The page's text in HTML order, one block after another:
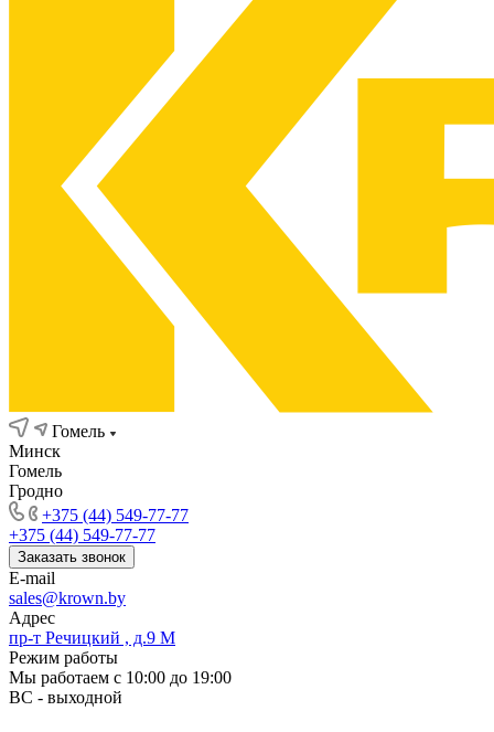
Гомель
Минск
Гомель
Гродно
+375 (44) 549-77-77
+375 (44) 549-77-77
Заказать звонок
E-mail
sales@krown.by
Адрес
пр-т Речицкий , д.9 М
Режим работы
Мы работаем с 10:00 до 19:00
ВС - выходной